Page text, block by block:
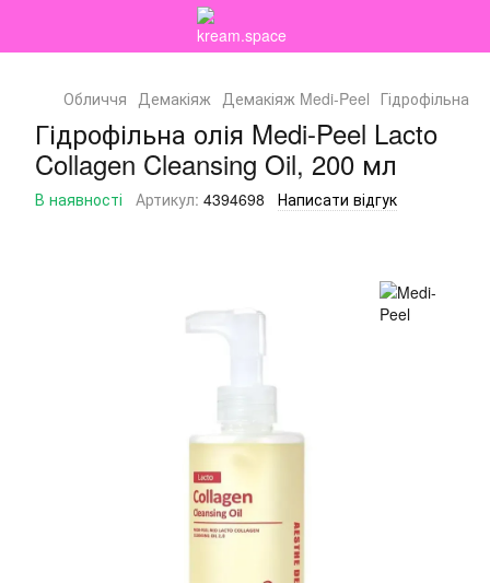
Обличчя Демакіяж Демакіяж Medi-Peel Гідрофільна
Гідрофільна олія Medi-Peel Lacto
Collagen Cleansing Oil, 200 мл
В наявності Артикул: 4394698 Написати відгук